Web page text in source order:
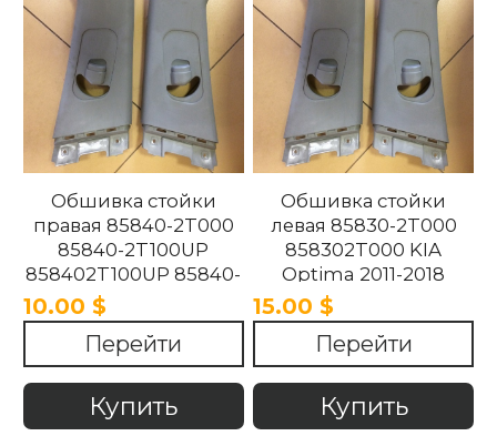
Обшивка стойки
правая 85840-2T000
85840-2T100UP
858402T100UP 85840-
2T100UP KIA Optima
2011-2018
10.00 $
Перейти
Купить
Обшивка стойки
левая 85830-2T000
858302T000 KIA
Optima 2011-2018
15.00 $
Перейти
Купить